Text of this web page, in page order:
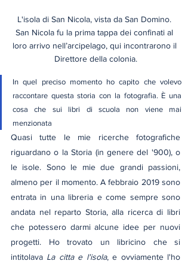
L'isola di San Nicola, vista da San Domino.
San Nicola fu la prima tappa dei confinati al
loro arrivo nell’arcipelago, qui incontrarono il
Direttore della colonia.
In quel preciso momento ho capito che volevo
raccontare questa storia con la fotografia. È una
cosa che sui libri di scuola non viene mai
menzionata
Quasi tutte le mie ricerche fotografiche
riguardano o la Storia (in genere del '900), o
le isole. Sono le mie due grandi passioni,
almeno per il momento. A febbraio 2019 sono
entrata in una libreria e come sempre sono
andata nel reparto Storia, alla ricerca di libri
che potessero darmi alcune idee per nuovi
progetti. Ho trovato un libricino che si
intitolava La citta e l'isola, e ovviamente l'ho